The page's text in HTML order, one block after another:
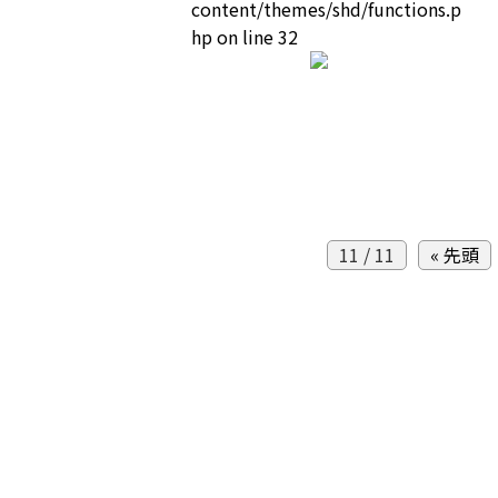
content/themes/shd/functions.p
hpon line32
11 / 11 « 先頭